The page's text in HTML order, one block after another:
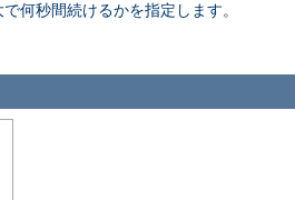
何秒間続けるかを指定します。